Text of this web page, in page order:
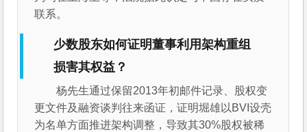
联系。
少数股东如何证明董事利用架构重组
损害其权益？
杨先生通过保留2013年初邮件记录、股权变
更文件及融资谈判往来函证，证明堀雄以BVI设壳
为名单方面推进架构调整，导致其30%股权被稀